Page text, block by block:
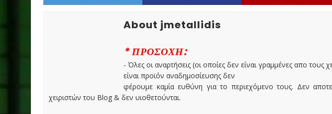
About jmetallidis
* ΠΡΟΣΟΧΗ:
- Όλες οι αναρτήσεις (οι οποίες δεν είναι γραμμένες απο τους
είναι προϊόν αναδημοσίευσης δεν
φέρουμε καμία ευθύνη για το περιεχόμενο τους. Δεν
χειριστών του Blog & δεν υιοθετούνται.